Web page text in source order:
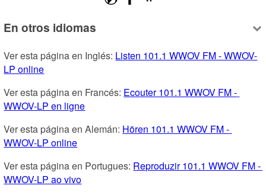
En otros idiomas
Ver esta página en Inglés: Listen 101.1 WWOV FM - WWOV-
LP online
Ver esta página en Francés: Ecouter 101.1 WWOV FM -
WWOV-LP en ligne
Ver esta página en Alemán: Hören 101.1 WWOV FM -
WWOV-LP online
Ver esta página en Portugues: Reproduzir 101.1 WWOV FM -
WWOV-LP ao vivo